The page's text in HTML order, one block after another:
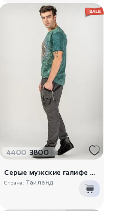
4400 3800 ₽
Серые мужские галифе Агастахе
Страна: Таиланд